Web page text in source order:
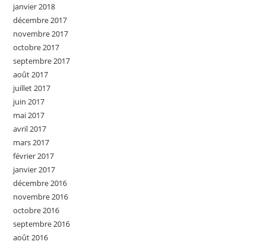
janvier 2018
décembre 2017
novembre 2017
octobre 2017
septembre 2017
août 2017
juillet 2017
juin 2017
mai 2017
avril 2017
mars 2017
février 2017
janvier 2017
décembre 2016
novembre 2016
octobre 2016
septembre 2016
août 2016